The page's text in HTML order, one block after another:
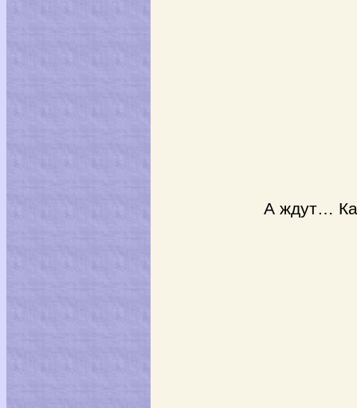
А ждут…